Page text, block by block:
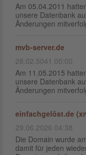
Am 05.04.2011
unsere Datenbank
Änderungen
mvb-server.de
28.02.5041 00:00
Am 11.05.2015
unsere Datenbank
Änderungen
einfachgelöst.de
29.06.2026 04:38
Die Domain wurde
damit für jeden